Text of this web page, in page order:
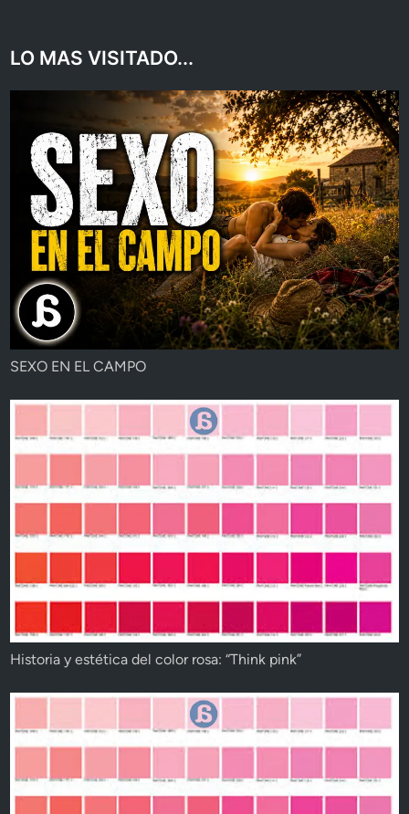
LO MAS VISITADO...
SEXO EN EL CAMPO
Historia y estética del color rosa: “Think pink”